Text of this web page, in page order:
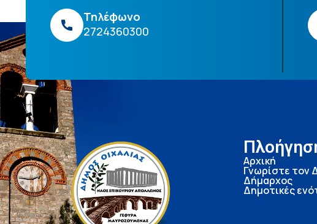
Τηλέφωνο
2724360300
Αρχική
Γνωρίστε τον
Δήμαρχος
Δημοτικές